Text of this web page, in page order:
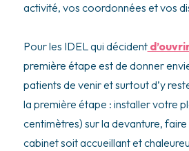
activité, vos coordonnées et vos
Pour les IDEL qui décident
première étape est de donner
patients de venir et surtout d’y
la première étape : installer votre
centimètres) sur la devanture,
cabinet soit accueillant et